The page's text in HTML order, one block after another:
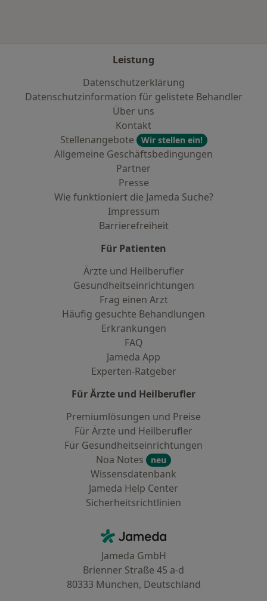
Leistung
Datenschutzerklärung
Datenschutzinformation für gelistete Behandler
Über uns
Kontakt
Stellenangebote
Wir stellen ein!
Allgemeine Geschäftsbedingungen
Partner
Presse
Wie funktioniert die Jameda Suche?
Impressum
Barrierefreiheit
Für Patienten
Ärzte und Heilberufler
Gesundheitseinrichtungen
Frag einen Arzt
Häufig gesuchte Behandlungen
Erkrankungen
FAQ
Jameda App
Experten-Ratgeber
Für Ärzte und Heilberufler
Premiumlösungen und Preise
Für Ärzte und Heilberufler
Für Gesundheitseinrichtungen
Noa Notes
neu
Wissensdatenbank
Jameda Help Center
Sicherheitsrichtlinien
Jameda - Startseite
Jameda GmbH
Brienner Straße 45 a-d
80333 München, Deutschland